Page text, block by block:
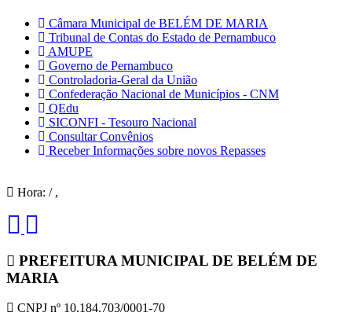
Câmara Municipal de BELÉM DE MARIA
Tribunal de Contas do Estado de Pernambuco
AMUPE
Governo de Pernambuco
Controladoria-Geral da União
Confederação Nacional de Municípios - CNM
QEdu
SICONFI - Tesouro Nacional
Consultar Convênios
Receber Informações sobre novos Repasses
Hora: / ,
PREFEITURA MUNICIPAL DE BELÉM DE
MARIA
CNPJ nº 10.184.703/0001-70